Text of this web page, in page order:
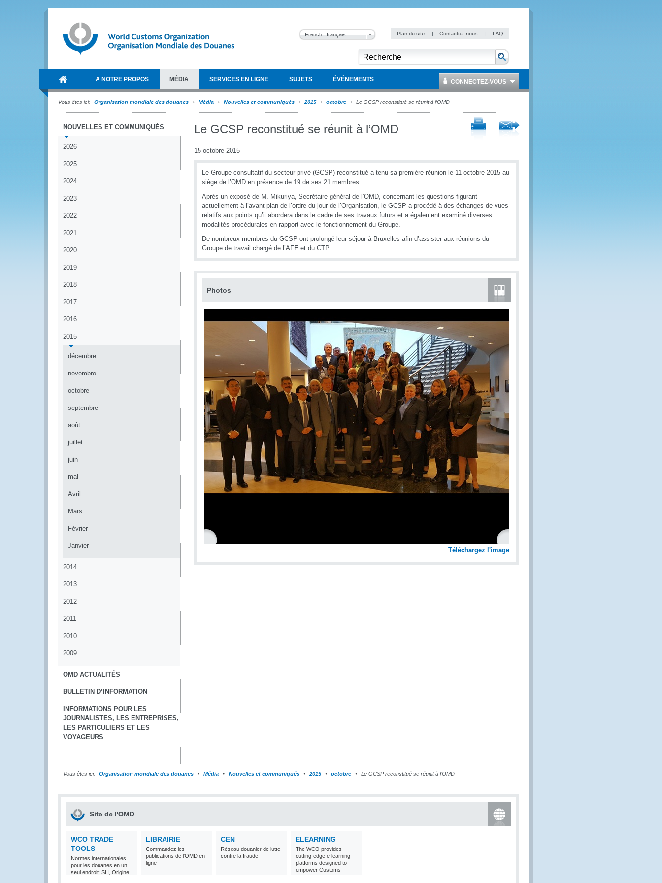
French : français Plan du site | Contactez-nous | FAQ
A NOTRE PROPOS MÉDIA SERVICES EN LIGNE SUJETS ÉVÉNEMENTS CONNECTEZ-VOUS
Vous êtes ici: Organisation mondiale des douanes Média Nouvelles et communiqués 2015 octobre Le GCSP reconstitué se réunit à l’OMD
NOUVELLES ET COMMUNIQUÉS
2026
2025
2024
2023
2022
2021
2020
2019
2018
2017
2016
2015
décembre
novembre
octobre
septembre
août
juillet
juin
mai
Avril
Mars
Février
Janvier
2014
2013
2012
2011
2010
2009
OMD ACTUALITÉS
BULLETIN D’INFORMATION
INFORMATIONS POUR LES
JOURNALISTES, LES ENTREPRISES,
LES PARTICULIERS ET LES
VOYAGEURS
Le GCSP reconstitué se réunit à l’OMD
15 octobre 2015
Le Groupe consultatif du secteur privé (GCSP) reconstitué a tenu sa première réunion le 11 octobre 2015 au
siège de l’OMD en présence de 19 de ses 21 membres.
Après un exposé de M. Mikuriya, Secrétaire général de l’OMD, concernant les questions figurant
actuellement à l’avant-plan de l’ordre du jour de l’Organisation, le GCSP a procédé à des échanges de vues
relatifs aux points qu’il abordera dans le cadre de ses travaux futurs et a également examiné diverses
modalités procédurales en rapport avec le fonctionnement du Groupe.
De nombreux membres du GCSP ont prolongé leur séjour à Bruxelles afin d’assister aux réunions du
Groupe de travail chargé de l’AFE et du CTP.
Photos
Téléchargez l'image
Vous êtes ici: Organisation mondiale des douanes Média Nouvelles et communiqués 2015 octobre Le GCSP reconstitué se réunit à l’OMD
Site de l'OMD
WCO TRADE
TOOLS
Normes internationales
pour les douanes en un
seul endroit: SH, Origine
LIBRAIRIE
Commandez les
publications de l'OMD en
ligne
CEN
Réseau douanier de lutte
contre la fraude
ELEARNING
The WCO provides
cutting-edge e-learning
platforms designed to
empower Customs
professionals around the